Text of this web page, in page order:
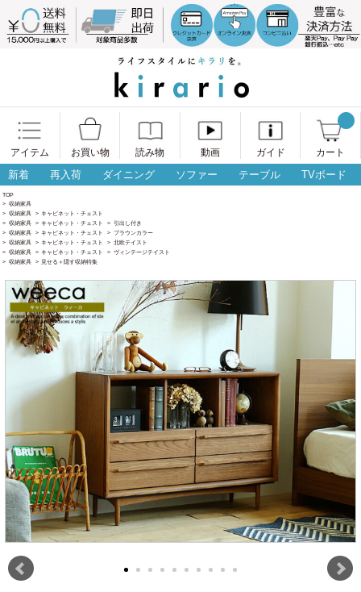
アイテム お買い物 読み物 動画 ガイド カート
新着 再入荷 ダイニング ソファー テーブル TVボード
TOP
> 収納家具
> 収納家具 > キャビネット・チェスト
> 収納家具 > キャビネット・チェスト > 引出し付き
> 収納家具 > キャビネット・チェスト > ブラウンカラー
> 収納家具 > キャビネット・チェスト > 北欧テイスト
> 収納家具 > キャビネット・チェスト > ヴィンテージテイスト
> 収納家具 > 見せる＋隠す収納特集